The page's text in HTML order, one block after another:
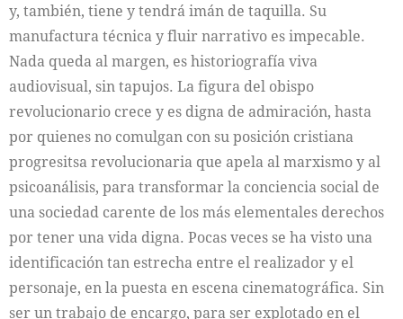
y, también, tiene y tendrá imán de taquilla. Su
manufactura técnica y fluir narrativo es impecable.
Nada queda al margen, es historiografía viva
audiovisual, sin tapujos. La figura del obispo
revolucionario crece y es digna de admiración, hasta
por quienes no comulgan con su posición cristiana
progresitsa revolucionaria que apela al marxismo y al
psicoanálisis, para transformar la conciencia social de
una sociedad carente de los más elementales derechos
por tener una vida digna. Pocas veces se ha visto una
identificación tan estrecha entre el realizador y el
personaje, en la puesta en escena cinematográfica. Sin
ser un trabajo de encargo, para ser explotado en el